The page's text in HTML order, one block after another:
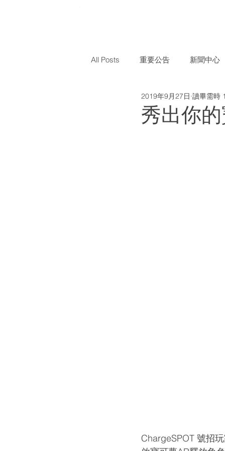
All Posts 重要公告 新聞中心
秀出你
2019年9月27日 讀畢需時
ChargeSPOT 號招